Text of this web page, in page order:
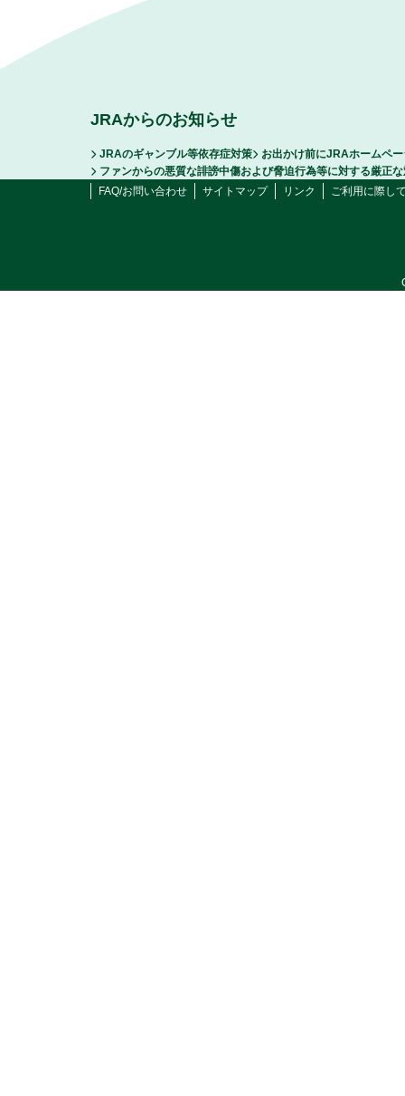
JRAからのお知らせ
JRAのギャンブル等依存症対策
お出かけ前にJRAホームペ
ファンからの悪質な誹謗中傷および脅迫行為等に対する厳正
FAQ/お問い合わせ
サイトマップ リンク ご利用に際し